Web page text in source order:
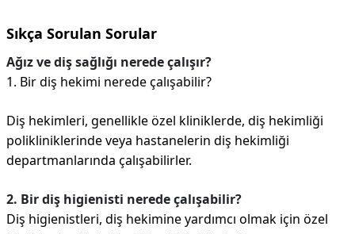
Sıkça Sorulan Sorular
Ağız ve diş sağlığı nerede çalışır?
1. Bir diş hekimi nerede çalışabilir?
Diş hekimleri, genellikle özel kliniklerde, diş hekimliği
polikliniklerinde veya hastanelerin diş hekimliği
departmanlarında çalışabilirler.
2. Bir diş higienisti nerede çalışabilir?
Diş higienistleri, diş hekimine yardımcı olmak için özel